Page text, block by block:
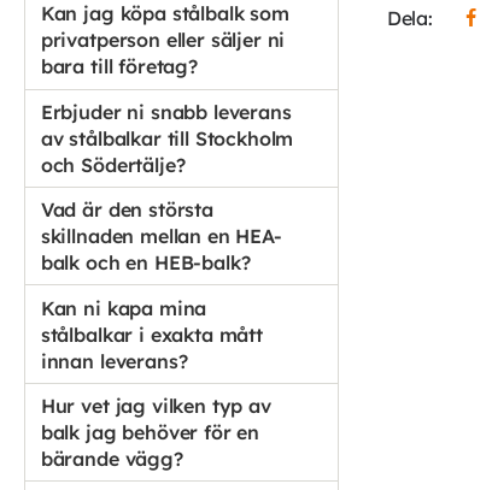
Kan jag köpa stålbalk som
privatperson eller säljer ni
bara till företag?
Erbjuder ni snabb leverans
av stålbalkar till Stockholm
och Södertälje?
Vad är den största
skillnaden mellan en HEA-
balk och en HEB-balk?
Kan ni kapa mina
stålbalkar i exakta mått
innan leverans?
Hur vet jag vilken typ av
balk jag behöver för en
bärande vägg?
Dela: